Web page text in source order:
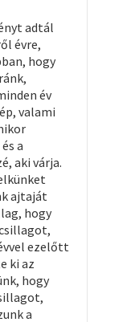
adtál
évre,
hogy
év
valami
a
aki várja.
ajtaját
hogy
ezelőtt
ki az
hogy
a